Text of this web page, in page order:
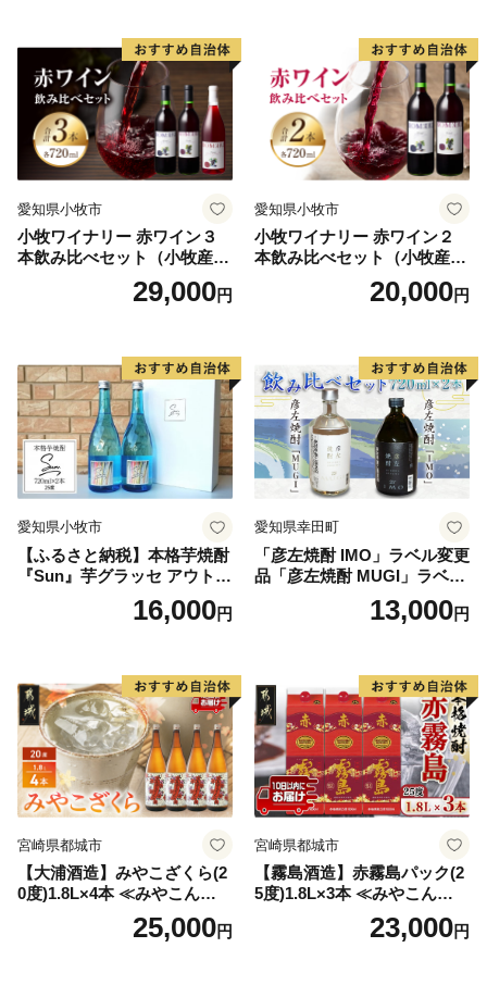
愛知県小牧市
小牧ワイナリー 赤ワイン３
本飲み比べセット（小牧産ぶ
どう100％使用）29,000円
愛知県小牧市
小牧ワイナリー 赤ワイン２
本飲み比べセット（小牧産ぶ
どう100％使用）20,000円
愛知県小牧市
【ふるさと納税】本格芋焼酎
『Sun』芋グラッセ アウトド
ア ソロキャンプ ベランピン
グ 巣ごもり 就労支援16,000円
愛知県幸田町
「彦左焼酎 IMO」ラベル変更
品「彦左焼酎 MUGI」ラベル
変更品 飲み比べ セット 合計
2本 720ml×各1本 25度 焼酎
13,000円
宮崎県都城市
【大浦酒造】みやこざくら(2
0度)1.8L×4本 ≪みやこんじょ
特急便≫_AD-077125,000円
宮崎県都城市
【霧島酒造】赤霧島パック(2
5度)1.8L×3本 ≪みやこんじょ
特急便≫_23-07-K03P-1800-3
23,000円